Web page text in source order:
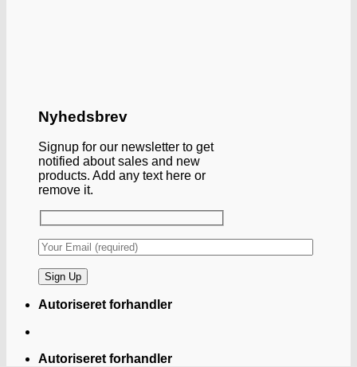
Nyhedsbrev
Signup for our newsletter to get
notified about sales and new
products. Add any text here or
remove it.
Autoriseret forhandler
Autoriseret forhandler